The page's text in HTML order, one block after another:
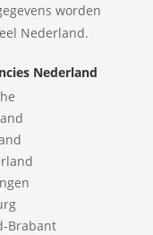
worden
Nederland.
Nederland
Brabant